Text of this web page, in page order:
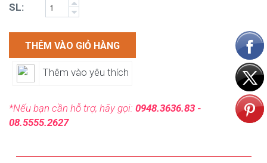
SL:
THÊM VÀO GIỎ HÀNG
Thêm vào yêu thích
*Nếu bạn cần hỗ trợ, hãy gọi: 0948.3636.83 -
08.5555.2627